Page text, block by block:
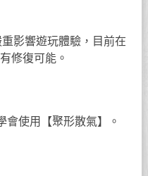
影響遊玩體驗，目前在
修復可能。
會使用【聚形散氣】。